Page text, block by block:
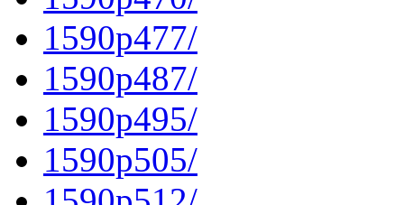
1590p477/
1590p487/
1590p495/
1590p505/